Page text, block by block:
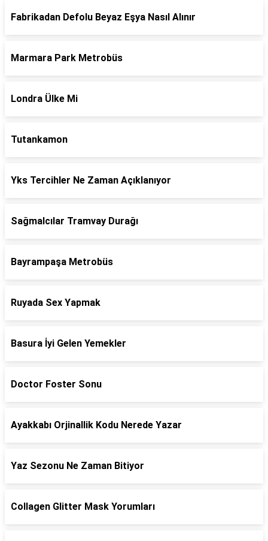
Fabrikadan Defolu Beyaz Eşya Nasıl Alınır
Marmara Park Metrobüs
Londra Ülke Mi
Tutankamon
Yks Tercihler Ne Zaman Açıklanıyor
Sağmalcılar Tramvay Durağı
Bayrampaşa Metrobüs
Ruyada Sex Yapmak
Basura İyi Gelen Yemekler
Doctor Foster Sonu
Ayakkabı Orjinallik Kodu Nerede Yazar
Yaz Sezonu Ne Zaman Bitiyor
Collagen Glitter Mask Yorumları